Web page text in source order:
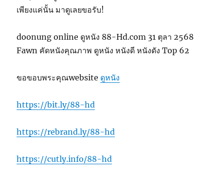
เพียงแค่นั้น มาดูเลยขอรับ!
doonung online ดูหนัง 88-Hd.com 31 ตุลา 2568
Fawn คัดหนังคุณภาพ ดูหนัง หนังดี หนังดัง Top 62
ขอขอบพระคุณwebsite ดูหนัง
https://bit.ly/88-hd
https://rebrand.ly/88-hd
https://cutly.info/88-hd